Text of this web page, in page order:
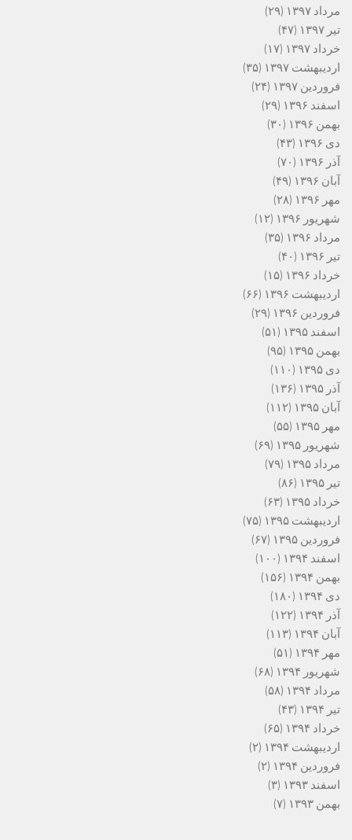
مرداد ۱۳۹۷
(۲۹)
تیر ۱۳۹۷
(۴۷)
خرداد ۱۳۹۷
(۱۷)
اردیبهشت ۱۳۹۷
(۳۵)
فروردین ۱۳۹۷
(۲۴)
اسفند ۱۳۹۶
(۲۹)
بهمن ۱۳۹۶
(۳۰)
دی ۱۳۹۶
(۴۳)
آذر ۱۳۹۶
(۷۰)
آبان ۱۳۹۶
(۴۹)
مهر ۱۳۹۶
(۲۸)
شهریور ۱۳۹۶
(۱۲)
مرداد ۱۳۹۶
(۳۵)
تیر ۱۳۹۶
(۴۰)
خرداد ۱۳۹۶
(۱۵)
اردیبهشت ۱۳۹۶
(۶۶)
فروردین ۱۳۹۶
(۲۹)
اسفند ۱۳۹۵
(۵۱)
بهمن ۱۳۹۵
(۹۵)
دی ۱۳۹۵
(۱۱۰)
آذر ۱۳۹۵
(۱۳۶)
آبان ۱۳۹۵
(۱۱۲)
مهر ۱۳۹۵
(۵۵)
شهریور ۱۳۹۵
(۶۹)
مرداد ۱۳۹۵
(۷۹)
تیر ۱۳۹۵
(۸۶)
خرداد ۱۳۹۵
(۶۳)
اردیبهشت ۱۳۹۵
(۷۵)
فروردین ۱۳۹۵
(۶۷)
اسفند ۱۳۹۴
(۱۰۰)
بهمن ۱۳۹۴
(۱۵۶)
دی ۱۳۹۴
(۱۸۰)
آذر ۱۳۹۴
(۱۲۲)
آبان ۱۳۹۴
(۱۱۳)
مهر ۱۳۹۴
(۵۱)
شهریور ۱۳۹۴
(۶۸)
مرداد ۱۳۹۴
(۵۸)
تیر ۱۳۹۴
(۴۳)
خرداد ۱۳۹۴
(۶۵)
اردیبهشت ۱۳۹۴
(۲)
فروردین ۱۳۹۴
(۲)
اسفند ۱۳۹۳
(۳)
بهمن ۱۳۹۳
(۷)